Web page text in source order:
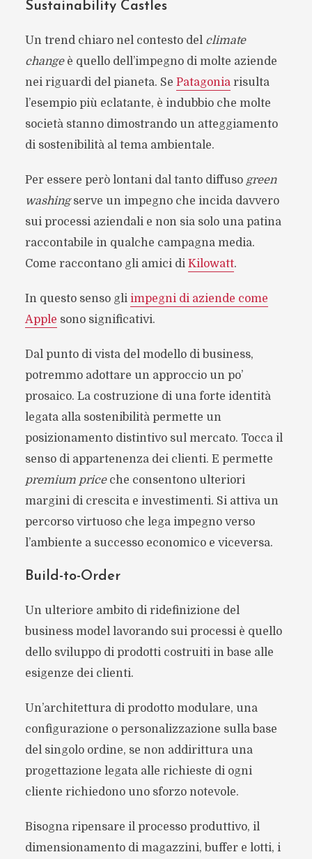
Sustainability Castles
Un trend chiaro nel contesto del climate
changeè quello dell’impegno di molte aziende
nei riguardi del pianeta. Se Patagoniarisulta
l’esempio più eclatante, è indubbio che molte
società stanno dimostrando un atteggiamento
di sostenibilità al tema ambientale.
Per essere però lontani dal tanto diffuso green
washingserve un impegno che incida davvero
sui processi aziendali e non sia solo una patina
raccontabile in qualche campagna media.
Come raccontano gli amici di Kilowatt.
In questo senso gli impegni di aziende come
Apple sono significativi.
Dal punto di vista del modello di business,
potremmo adottare un approccio un po’
prosaico. La costruzione di una forte identità
legata alla sostenibilità permette un
posizionamento distintivo sul mercato. Tocca il
senso di appartenenza dei clienti. E permette
premium priceche consentono ulteriori
margini di crescita e investimenti. Si attiva un
percorso virtuoso che lega impegno verso
l’ambiente a successo economico e viceversa.
Build-to-Order
Un ulteriore ambito di ridefinizione del
business model lavorando sui processi è quello
dello sviluppo di prodotti costruiti in base alle
esigenze dei clienti.
Un’architettura di prodotto modulare, una
configurazione o personalizzazione sulla base
del singolo ordine, se non addirittura una
progettazione legata alle richieste di ogni
cliente richiedono uno sforzo notevole.
Bisogna ripensare il processo produttivo, il
dimensionamento di magazzini, buffer e lotti, i